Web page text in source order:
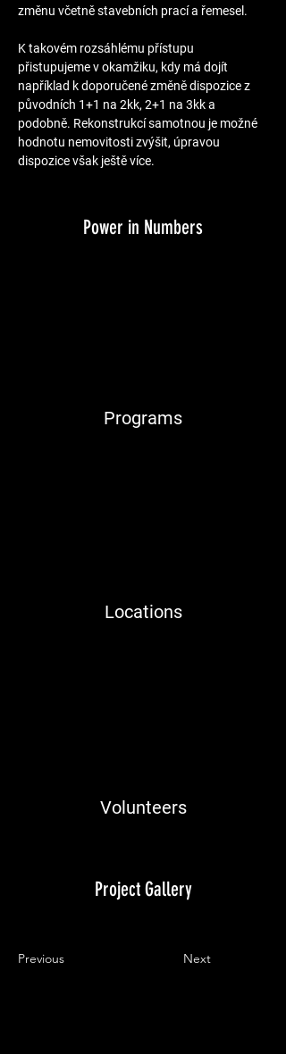
změnu včetně stavebních prací a řemesel.
K takovém rozsáhlému přístupu
přistupujeme v okamžiku, kdy má dojít
například k doporučené změně dispozice z
původních 1+1 na 2kk, 2+1 na 3kk a
podobně. Rekonstrukcí samotnou je možné
hodnotu nemovitosti zvýšit, úpravou
dispozice však ještě více.
Power in Numbers
Programs
Locations
Volunteers
Project Gallery
Previous Next